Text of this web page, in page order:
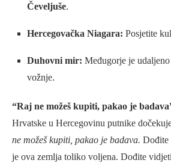
Čeveljuše.
Hercegovačka Niagara: Posjetite
Duhovni mir: Međugorje je
vožnje.
“Raj ne možeš kupiti, pakao je
Hrvatske u Hercegovinu putnike
ne možeš kupiti, pakao je badava. Dođite
je ova zemlja toliko voljena. Dođite